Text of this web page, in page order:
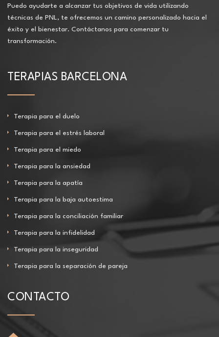
Puedo ayudarte a alcanzar tus objetivos de vida utilizando
técnicas de PNL, te ofrecemos un camino personalizado hacia el
éxito y el bienestar. Contáctanos para comenzar tu
transformación.
TERAPIAS BARCELONA
Terapia para el duelo
Terapia para el estrés laboral
Terapia para el miedo
Terapia para la ansiedad
Terapia para la apatía
Terapia para la baja autoestima
Terapia para la conciliación familiar
Terapia para la infidelidad
Terapia para la inseguridad
Terapia para la separación de pareja
CONTACTO